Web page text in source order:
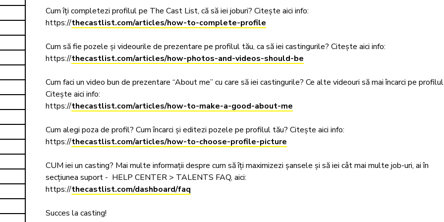
Cum îți completezi profilul pe The Cast List, că să iei joburi? Citește aici info:
https://thecastlist.com/articles/how-to-complete-profile
Cum să fie pozele și videourile de prezentare pe profilul tău, ca să iei castingurile? Citește aici info:
https://thecastlist.com/articles/how-photos-and-videos-should-be
Cum faci un video bun de prezentare “About me” cu care să iei castingurile? Ce alte videouri să mai încarci pe
Citește aici info:
https://thecastlist.com/articles/how-to-make-a-good-about-me
Cum alegi poza de profil? Cum încarci și editezi pozele pe profilul tău? Citește aici info:
https://thecastlist.com/articles/how-to-choose-profile-picture
CUM iei un casting? Mai multe informații despre cum să îți maximizezi șansele și să iei cât mai multe job-uri, ai în
secțiunea suport -  HELP CENTER > TALENTS FAQ, aici:
https://thecastlist.com/dashboard/faq
Succes la casting!